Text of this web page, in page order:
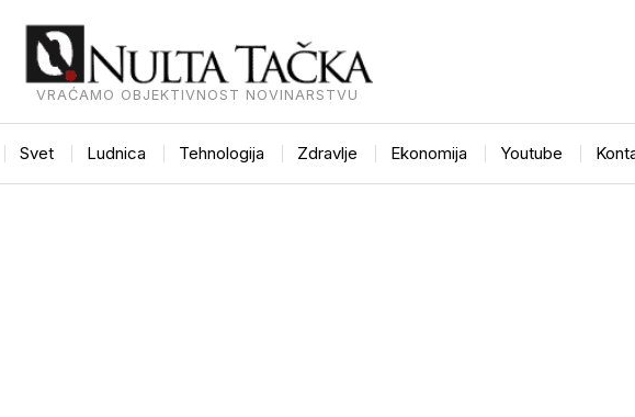
VRAĆAMO OBJEKTIVNOST NOVINARSTVU
Svet Ludnica Tehnologija Zdravlje Ekonomija Youtube